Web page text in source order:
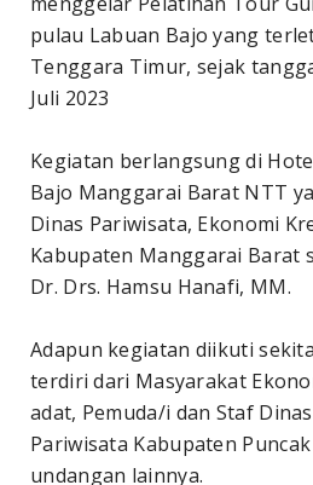
pulau Labuan Bajo yang
Tenggara Timur, sejak
Juli 2023
Kegiatan berlangsung di
Bajo Manggarai Barat NTT
Dinas Pariwisata, Ekonomi
Kabupaten Manggarai Barat
Dr. Drs. Hamsu Hanafi, MM.
Adapun kegiatan diikuti
terdiri dari Masyarakat
adat, Pemuda/i dan Staf
Pariwisata Kabupaten
undangan lainnya.